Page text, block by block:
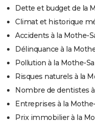
Dette et budget de la
Climat et historique
Accidents à la Mothe-
Délinquance à la
Pollution à la Mothe-
Risques naturels à la
Nombre de dentistes
Entreprises à la
Prix immobilier à la